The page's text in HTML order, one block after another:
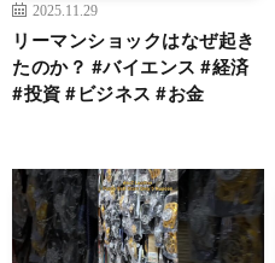
2025.11.29
リーマンショックはなぜ起き
たのか？ #バイエンス #経済
#投資 #ビジネス #お金